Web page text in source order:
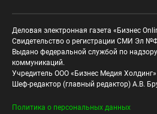
Деловая электронная газета «Бизнес
Свидетельство о регистрации СМИ Эл
Выдано федеральной службой по
коммуникаций.
Учредитель ООО «Бизнес Медия Холдинг»
Шеф-редактор (главный редактор) А.В.
Политика о персональных данных